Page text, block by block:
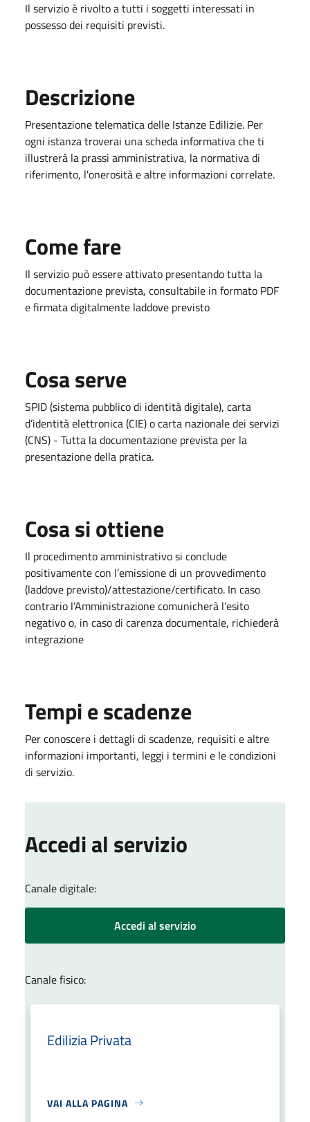
Il servizio è rivolto a tutti i soggetti interessati in
possesso dei requisiti previsti.
Descrizione
Presentazione telematica delle Istanze Edilizie. Per
ogni istanza troverai una scheda informativa che ti
illustrerà la prassi amministrativa, la normativa di
riferimento, l'onerosità e altre informazioni correlate.
Come fare
Il servizio può essere attivato presentando tutta la
documentazione prevista, consultabile in formato PDF
e firmata digitalmente laddove previsto
Cosa serve
SPID (sistema pubblico di identità digitale), carta
d’identità elettronica (CIE) o carta nazionale dei servizi
(CNS) - Tutta la documentazione prevista per la
presentazione della pratica.
Cosa si ottiene
Il procedimento amministrativo si conclude
positivamente con l’emissione di un provvedimento
(laddove previsto)/attestazione/certificato. In caso
contrario l’Amministrazione comunicherà l’esito
negativo o, in caso di carenza documentale, richiederà
integrazione
Tempi e scadenze
Per conoscere i dettagli di scadenze, requisiti e altre
informazioni importanti, leggi i termini e le condizioni
di servizio.
Accedi al servizio
Canale digitale:
Accedi al servizio
Canale fisico:
Edilizia Privata
VAI ALLA PAGINA